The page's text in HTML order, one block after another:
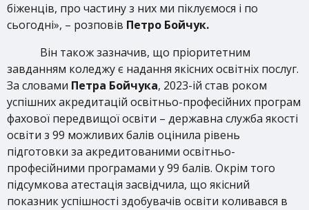
біженців, про частину з них ми піклуємося і по
сьогодні», – розповів Петро Бойчук.
Він також зазначив, що пріоритетним
завданням коледжу є надання якісних освітніх послуг.
За словами Петра Бойчука, 2023-ій став роком
успішних акредитацій освітньо-професійних програм
фахової передвищої освіти – державна служба якості
освіти з 99 можливих балів оцінила рівень
підготовки за акредитованими освітньо-
професійними програмами у 99 балів. Окрім того
підсумкова атестація засвідчила, що якісний
показник успішності здобувачів освіти коливався в